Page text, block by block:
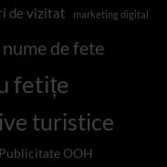
de vizitat marketing digital
nume de fete
fetițe
turistice
Publicitate OOH